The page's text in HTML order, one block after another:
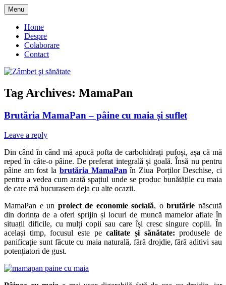
Skip
to
content
Zâmbet şi sănătate
Menu
Home
Despre
Colaborare
Contact
Tag Archives: MamaPan
Brutăria MamaPan – pâine cu maia și suflet
Leave a reply
Din când în când mă apucă pofta de carbohidrați pufoși, așa că mă
reped în câte-o pâine. De preferat integrală și goală. Însă nu pentru
pâine am fost la brutăria MamaPan în Ziua Porților Deschise, ci
pentru a vedea cum arată spațiul unde se produc bunătățile cu maia
de care mă bucurasem deja cu alte ocazii.
MamaPan e un proiect de economie socială, obrutărie născută
din dorința de a oferi sprijin și locuri de muncă mamelor aflate în
situații dificile, cu mulți copii sau care își cresc singure copiii. În
același timp, focusul este pecalitate și sănătate:produsele de
panificație sunt făcute cu maia naturală, fără drojdie, fără aditivi sau
potențiatori de gust.